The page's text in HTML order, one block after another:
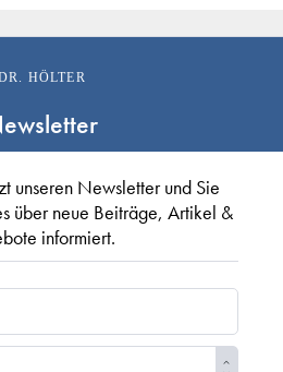
HÖLTER
unseren Newsletter und Sie
über neue Beiträge, Artikel &
informiert.